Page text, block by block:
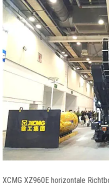
XCMG XZ960E horizontale